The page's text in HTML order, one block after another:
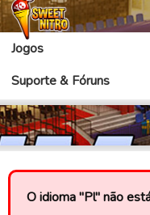
Jogos
Suporte & Fóruns
O idioma "Pl" não